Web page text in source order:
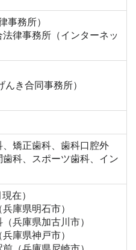
事務所）
律事務所（インターネッ
き合同事務所）
矯正歯科、歯科口腔外
科、スポーツ歯科、イン
在）
庫県明石市）
兵庫県加古川市）
庫県神戸市）